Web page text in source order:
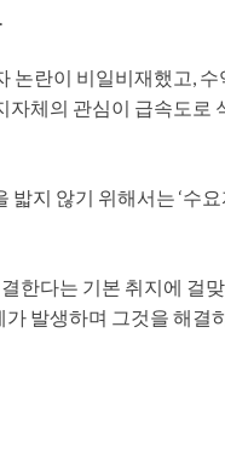
논란이 비일비재했고,
체의 관심이 급속도로
지 않기 위해서는 ‘수
한다는 기본 취지에 걸
발생하며 그것을 해결